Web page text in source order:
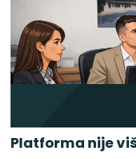
Platforma nije